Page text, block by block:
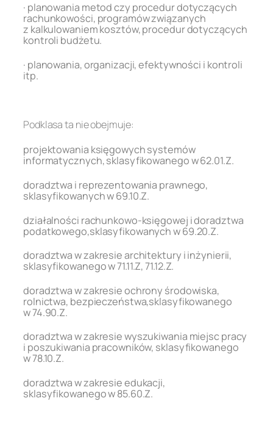
· planowania metod czy procedur dotyczących
rachunkowości, programów związanych
z kalkulowaniem kosztów, procedur dotyczących
kontroli budżetu.
· planowania, organizacji, efektywności i kontroli
itp.
Podklasa ta nie obejmuje:
projektowania księgowych systemów
informatycznych, sklasyfikowanego w 62.01.Z.
doradztwa i reprezentowania prawnego,
sklasyfikowanych w 69.10.Z.
działalności rachunkowo-księgowej i doradztwa
podatkowego,sklasyfikowanych w 69.20.Z.
doradztwa w zakresie architektury i inżynierii,
sklasyfikowanego w 71.11.Z, 71.12.Z.
doradztwa w zakresie ochrony środowiska,
rolnictwa, bezpieczeństwa,sklasyfikowanego
w 74.90.Z.
doradztwa w zakresie wyszukiwania miejsc pracy
i poszukiwania pracowników, sklasyfikowanego
w 78.10.Z.
doradztwa w zakresie edukacji,
sklasyfikowanego w 85.60.Z.